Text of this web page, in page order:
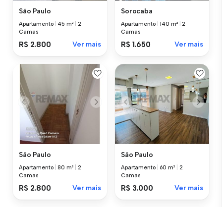
São Paulo
Apartamento 45 m²
2
Camas
R$ 2.800 Ver mais
Sorocaba
Apartamento |140 m² |2
Camas
R$ 1.650 Ver mais
São Paulo
Apartamento |80 m²
2
Camas
R$ 2.800 Ver mais
São Paulo
Apartamento 60 m²
2
Camas
R$ 3.000 Ver mais